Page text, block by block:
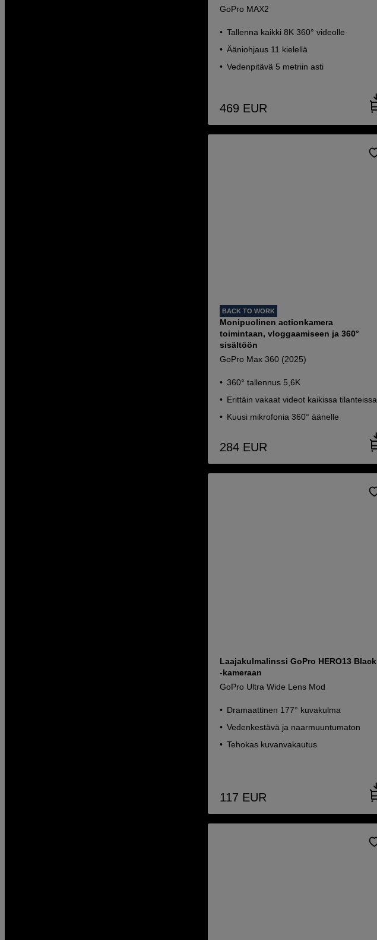
GoPro MAX2
Tallenna kaikki 8K 360° videolle
Ääniohjaus 11 kielellä
Vedenpitävä 5 metriin asti
469 EUR
BACK TO WORK
Monipuolinen actionkamera
toimintaan, vloggaamiseen ja 360°
sisältöön
GoPro Max 360 (2025)
360° tallennus 5,6K
Erittäin vakaat videot kaikissa tilanteissa
Kuusi mikrofonia 360° äänelle
284 EUR
Laajakulmalinssi GoPro HERO13 Black
-kameraan
GoPro Ultra Wide Lens Mod
Dramaattinen 177° kuvakulma
Vedenkestävä ja naarmuuntumaton
Tehokas kuvanvakautus
117 EUR